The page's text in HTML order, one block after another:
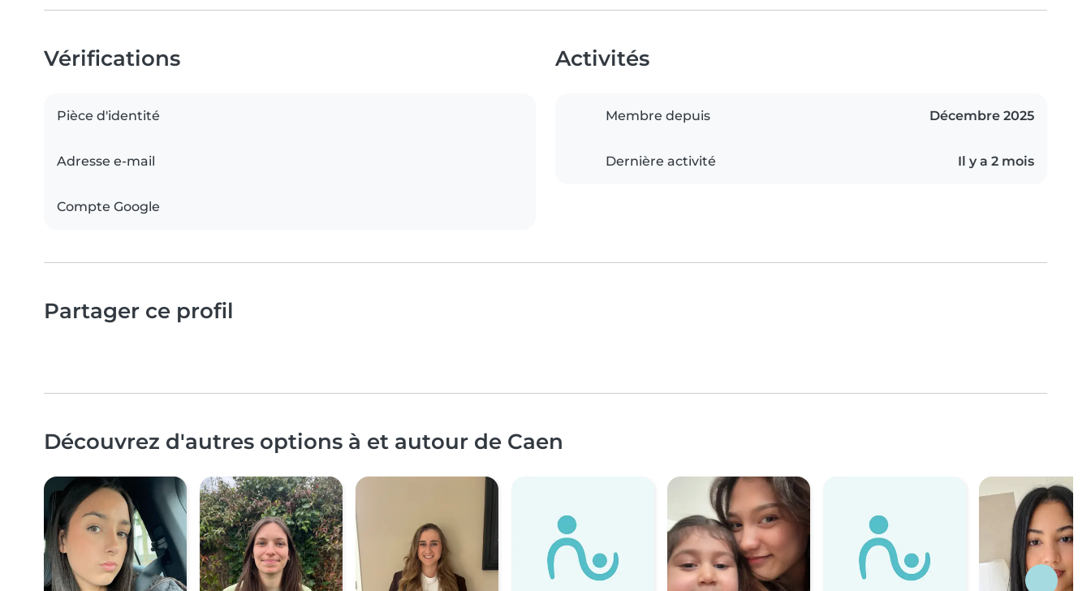
Vérifications
Pièce d'identité
Adresse e-mail
Compte Google
Activités
Membre depuis Décembre 2025
Dernière activité Il y a 2 mois
Partager ce profil
Découvrez d'autres options à et autour de Caen